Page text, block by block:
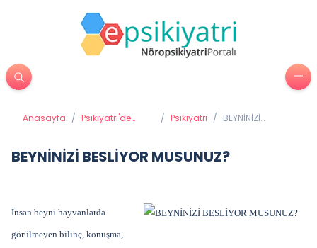
Anasayfa / Psikiyatri'de
/ Psikiyatri / BEYNİNİZİ
BEYNİNİZİ BESLİYOR MUSUNUZ?
İnsan beyni hayvanlarda
görülmeyen bilinç, konuşma,